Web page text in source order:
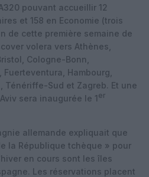
pouvant accueillir 12
et 158 en Economie (trois
de cette première semaine de
volera vers Athènes,
Cologne-Bonn,
Hambourg,
Ténériffe-Sud et Zagreb. Et une
sera inaugurée le 1 er
allemande expliquait que
la République tchèque » pour
en cours sont les îles
Les réservations placent